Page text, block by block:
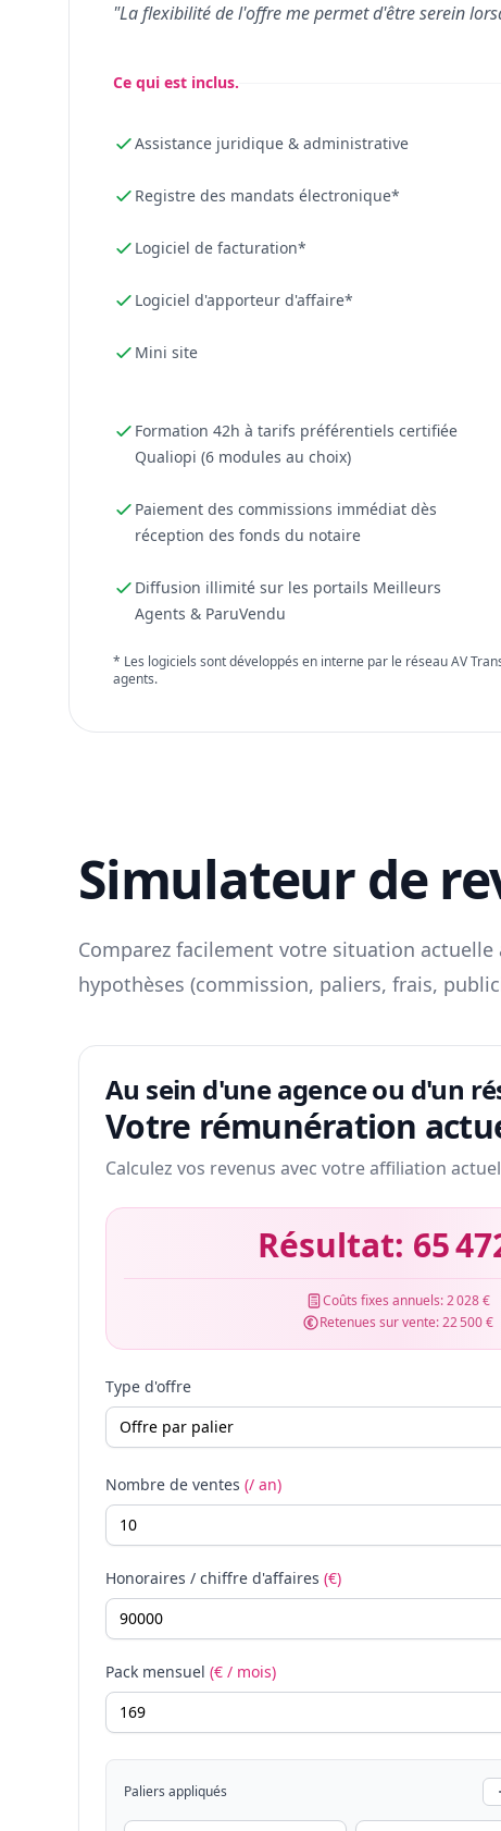
"La flexibilité de l'offre me permet d'être serein
Ce qui est inclus.
Assistance juridique & administrative
Registre des mandats électronique*
Logiciel de facturation*
Logiciel d'apporteur d'affaire*
Mini site
Formation 42h à tarifs préférentiels certifiée
Qualiopi (6 modules au choix)
Paiement des commissions immédiat dès
réception des fonds du notaire
Diffusion illimité sur les portails Meilleurs
Agents & ParuVendu
* Les logiciels sont développés en interne par le réseau AV
agents.
Simulateur de
Comparez facilement votre situation
hypothèses (commission, paliers, frais,
Au sein d'une agence ou d'un
Votre rémunération
Calculez vos revenus avec votre affiliation
Résultat: 65
Coûts fixes annuels:2 028 €
Retenues sur vente:22 500 €
Type d'offre
Nombre de ventes (/ an)
Honoraires / chiffre d'affaires (€)
Pack mensuel (€ / mois)
Paliers appliqués